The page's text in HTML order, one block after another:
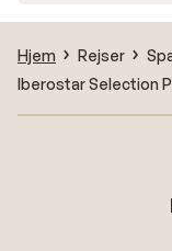
Hjem Rejser
Iberostar Selection